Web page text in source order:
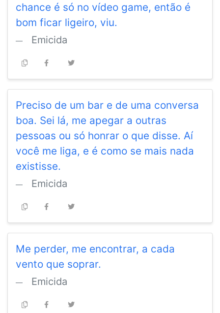
chance é só no vídeo game, então é
bom ficar ligeiro, viu.
Emicida
Preciso de um bar e de uma conversa
boa. Sei lá, me apegar a outras
pessoas ou só honrar o que disse. Aí
você me liga, e é como se mais nada
existisse.
Emicida
Me perder, me encontrar, a cada
vento que soprar.
Emicida